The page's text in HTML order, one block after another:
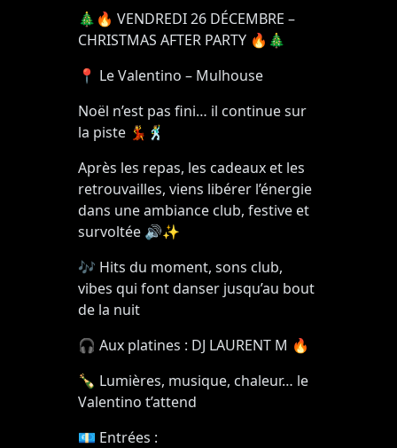
🎄🔥 VENDREDI 26 DÉCEMBRE –
CHRISTMAS AFTER PARTY 🔥🎄
📍 Le Valentino – Mulhouse
Noël n’est pas fini… il continue sur
la piste 💃🕺
Après les repas, les cadeaux et les
retrouvailles, viens libérer l’énergie
dans une ambiance club, festive et
survoltée 🔊✨
🎶 Hits du moment, sons club,
vibes qui font danser jusqu’au bout
de la nuit
🎧 Aux platines : DJ LAURENT M 🔥
🍾 Lumières, musique, chaleur… le
Valentino t’attend
💶 Entrées :